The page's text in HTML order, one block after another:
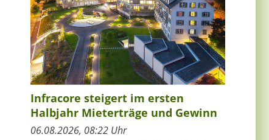
Infracore steigert im ersten
Halbjahr Mieterträge und Gewinn
06.08.2026, 08:22 Uhr